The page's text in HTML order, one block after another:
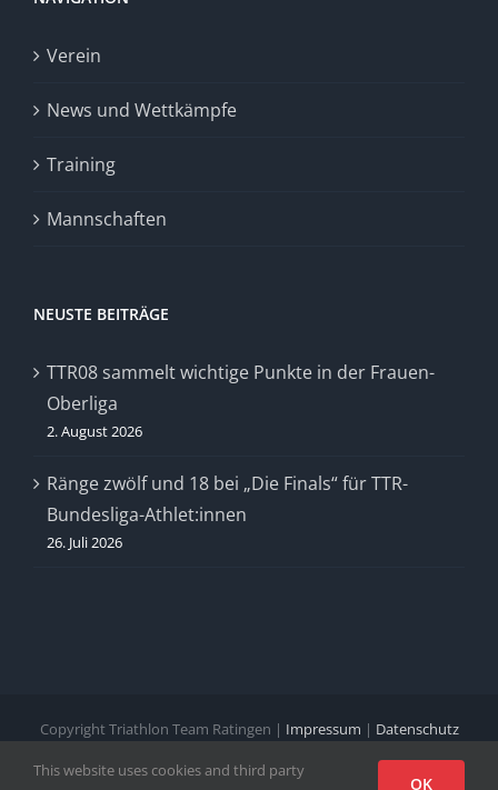
Verein
News und Wettkämpfe
Training
Mannschaften
NEUSTE BEITRÄGE
TTR08 sammelt wichtige Punkte in der Frauen-
Oberliga
2. August 2026
Ränge zwölf und 18 bei „Die Finals“ für TTR-
Bundesliga-Athlet:innen
26. Juli 2026
Copyright Triathlon Team Ratingen | Impressum | Datenschutz
Facebook
X Instagram
This website uses cookies and third party
OK